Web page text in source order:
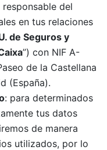
responsable del
en tus relaciones
de Seguros y
”) con NIF A-
de la Castellana
(España).
: para determinados
tus datos
de manera
utilizados, por lo